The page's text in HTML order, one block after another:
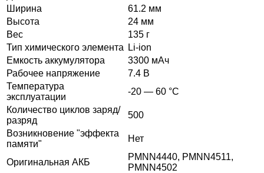
Ширина
61.2 мм
Высота
24 мм
Вес
135 г
Тип химического элемента
Li-ion
Емкость аккумулятора
3300 мАч
Рабочее напряжение
7.4 В
Температура
эксплуатации
-20 — 60 °C
Количество циклов заряд/
разряд
500
Возникновение "эффекта
памяти"
Нет
Оригинальная АКБ
PMNN4440, PMNN4511,
PMNN4502